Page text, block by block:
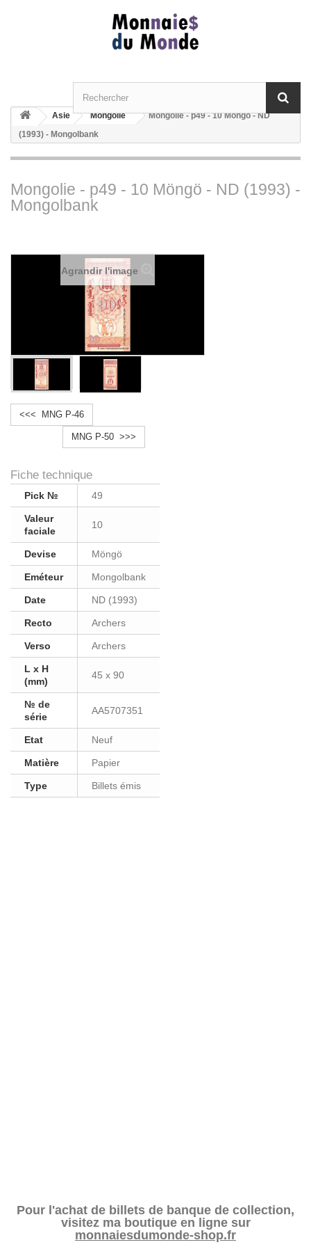
Asie Mongolie
Mongolie - p49 - 10 Möngö - ND
(1993) - Mongolbank
Mongolie - p49 - 10 Möngö - ND (1993) -
Mongolbank
Agrandir l'image
<<< MNG P-46
MNG P-50 >>>
Fiche technique
Pick № 49
Valeur
faciale
10
Devise Möngö
Eméteur Mongolbank
Date ND (1993)
Recto Archers
Verso Archers
L x H
(mm)
45 x 90
№ de
série
AA5707351
Etat Neuf
Matière Papier
Type Billets émis
Pour l'achat de billets de banque de collection,
visitez ma boutique en ligne sur
monnaiesdumonde-shop.fr